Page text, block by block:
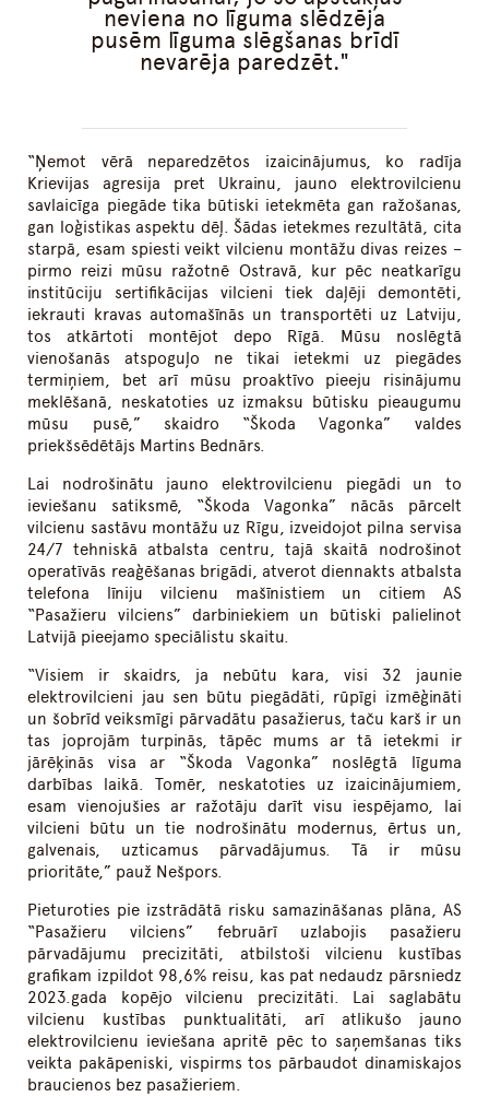
neviena no līguma slēdzēja
pusēm līguma slēgšanas brīdī
nevarēja paredzēt.
“Ņemot vērā neparedzētos izaicinājumus, ko radīja
Krievijas agresija pret Ukrainu, jauno elektrovilcienu
savlaicīga piegāde tika būtiski ietekmēta gan ražošanas,
gan loģistikas aspektu dēļ. Šādas ietekmes rezultātā, cita
starpā, esam spiesti veikt vilcienu montāžu divas reizes –
pirmo reizi mūsu ražotnē Ostravā, kur pēc neatkarīgu
institūciju sertifikācijas vilcieni tiek daļēji demontēti,
iekrauti kravas automašīnās un transportēti uz Latviju,
tos atkārtoti montējot depo Rīgā. Mūsu noslēgtā
vienošanās atspoguļo ne tikai ietekmi uz piegādes
termiņiem, bet arī mūsu proaktīvo pieeju risinājumu
meklēšanā, neskatoties uz izmaksu būtisku pieaugumu
mūsu pusē,” skaidro “Škoda Vagonka” valdes
priekšsēdētājs Martins Bednārs.
Lai nodrošinātu jauno elektrovilcienu piegādi un to
ieviešanu satiksmē, “Škoda Vagonka” nācās pārcelt
vilcienu sastāvu montāžu uz Rīgu, izveidojot pilna servisa
24/7 tehniskā atbalsta centru, tajā skaitā nodrošinot
operatīvās reaģēšanas brigādi, atverot diennakts atbalsta
telefona līniju vilcienu mašīnistiem un citiem AS
“Pasažieru vilciens” darbiniekiem un būtiski palielinot
Latvijā pieejamo speciālistu skaitu.
“Visiem ir skaidrs, ja nebūtu kara, visi 32 jaunie
elektrovilcieni jau sen būtu piegādāti, rūpīgi izmēģināti
un šobrīd veiksmīgi pārvadātu pasažierus, taču karš ir un
tas joprojām turpinās, tāpēc mums ar tā ietekmi ir
jārēķinās visa ar “Škoda Vagonka” noslēgtā līguma
darbības laikā. Tomēr, neskatoties uz izaicinājumiem,
esam vienojušies ar ražotāju darīt visu iespējamo, lai
vilcieni būtu un tie nodrošinātu modernus, ērtus un,
galvenais, uzticamus pārvadājumus. Tā ir mūsu
prioritāte,” pauž Nešpors.
Pieturoties pie izstrādātā risku samazināšanas plāna, AS
“Pasažieru vilciens” februārī uzlabojis pasažieru
pārvadājumu precizitāti, atbilstoši vilcienu kustības
grafikam izpildot 98,6% reisu, kas pat nedaudz pārsniedz
2023.gada kopējo vilcienu precizitāti. Lai saglabātu
vilcienu kustības punktualitāti, arī atlikušo jauno
elektrovilcienu ieviešana apritē pēc to saņemšanas tiks
veikta pakāpeniski, vispirms tos pārbaudot dinamiskajos
braucienos bez pasažieriem.